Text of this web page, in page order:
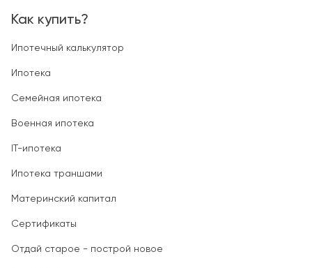
Как купить?
Ипотечный калькулятор
Ипотека
Семейная ипотека
Военная ипотека
IT-ипотека
Ипотека траншами
Материнский капитал
Сертификаты
Отдай старое - построй новое